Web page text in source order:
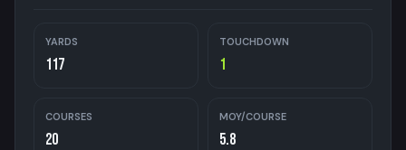
YARDS
117
TOUCHDOWN
1
COURSES
20
MOY/COURSE
5.8